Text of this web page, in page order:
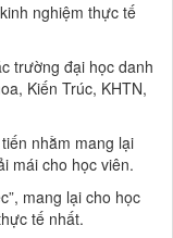
nghiệm thực tế
trường đại học danh
Kiến Trúc, KHTN,
nhằm mang lại
mái cho học viên.
mang lại cho học
tế nhất.